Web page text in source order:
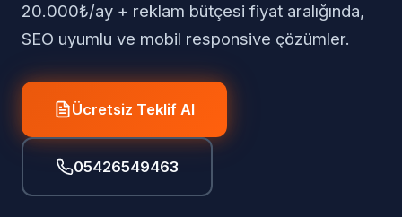
20.000₺/ay + reklam bütçesi fiyat aralığında,
SEO uyumlu ve mobil responsive çözümler.
Ücretsiz Teklif Al
05426549463